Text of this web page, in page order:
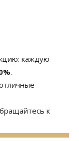
каждую
.
к